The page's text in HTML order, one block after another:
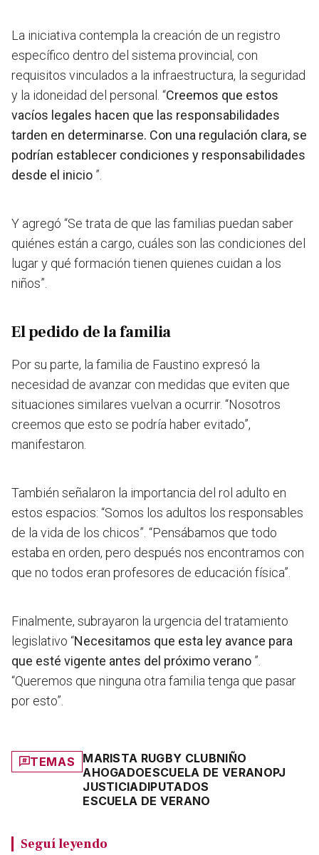
La iniciativa contempla la creación de un registro
específico dentro del sistema provincial, con
requisitos vinculados a la infraestructura, la seguridad
y la idoneidad del personal. “Creemos que estos
vacíos legales hacen que las responsabilidades
tarden en determinarse. Con una regulación clara, se
podrían establecer condiciones y responsabilidades
desde el inicio ”.
Y agregó “Se trata de que las familias puedan saber
quiénes están a cargo, cuáles son las condiciones del
lugar y qué formación tienen quienes cuidan a los
niños”.
El pedido de la familia
Por su parte, la familia de Faustino expresó la
necesidad de avanzar con medidas que eviten que
situaciones similares vuelvan a ocurrir. “Nosotros
creemos que esto se podría haber evitado”,
manifestaron.
También señalaron la importancia del rol adulto en
estos espacios: “Somos los adultos los responsables
de la vida de los chicos”. “Pensábamos que todo
estaba en orden, pero después nos encontramos con
que no todos eran profesores de educación física”.
Finalmente, subrayaron la urgencia del tratamiento
legislativo “Necesitamos que esta ley avance para
que esté vigente antes del próximo verano ”.
“Queremos que ninguna otra familia tenga que pasar
por esto”.
TEMAS MARISTA RUGBY CLUBNIÑO
AHOGADOESCUELA DE VERANOPJ
JUSTICIADIPUTADOS
ESCUELA DE VERANO
Seguí leyendo